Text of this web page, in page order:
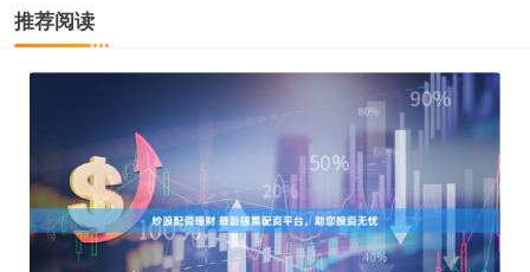
推荐阅读